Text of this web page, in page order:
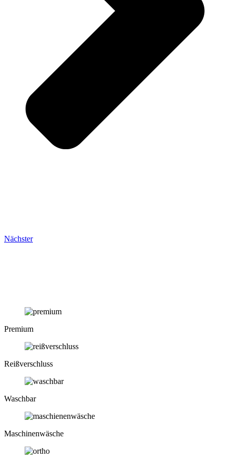
Nächster
Premium
Reiß­verschluss
Waschbar
Maschinen­wäsche